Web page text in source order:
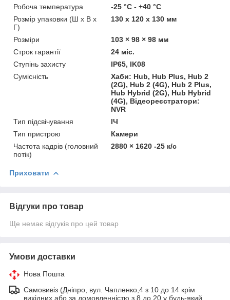
Робоча температура
-25 °C - +40 °C
Розмір упаковки (Ш х В х
Г)
130 x 120 x 130 мм
Розміри
103 × 98 × 98 мм
Строк гарантії
24 міс.
Ступінь захисту
IP65, IK08
Сумісність
Хаби: Hub, Hub Plus, Hub 2
(2G), Hub 2 (4G), Hub 2 Plus,
Hub Hybrid (2G), Hub Hybrid
(4G), Відеореєстратори:
NVR
Тип підсвічування
ІЧ
Тип пристрою
Камери
Частота кадрів (головний
потік)
2880 × 1620 -25 к/с
Приховати
Відгуки про товар
Ще немає відгуків про цей товар
Умови доставки
Нова Пошта
Самовивіз (Дніпро, вул. Чапленко,4 з 10 до 14 крім
вихідних або за домовленністю з 8 до 20 у будь-який